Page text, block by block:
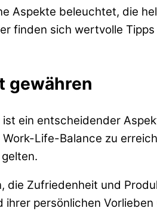
Aspekte beleuchtet, die
finden sich wertvolle
gewähren
ein entscheidender
Life-Balance zu
die Zufriedenheit und
persönlichen